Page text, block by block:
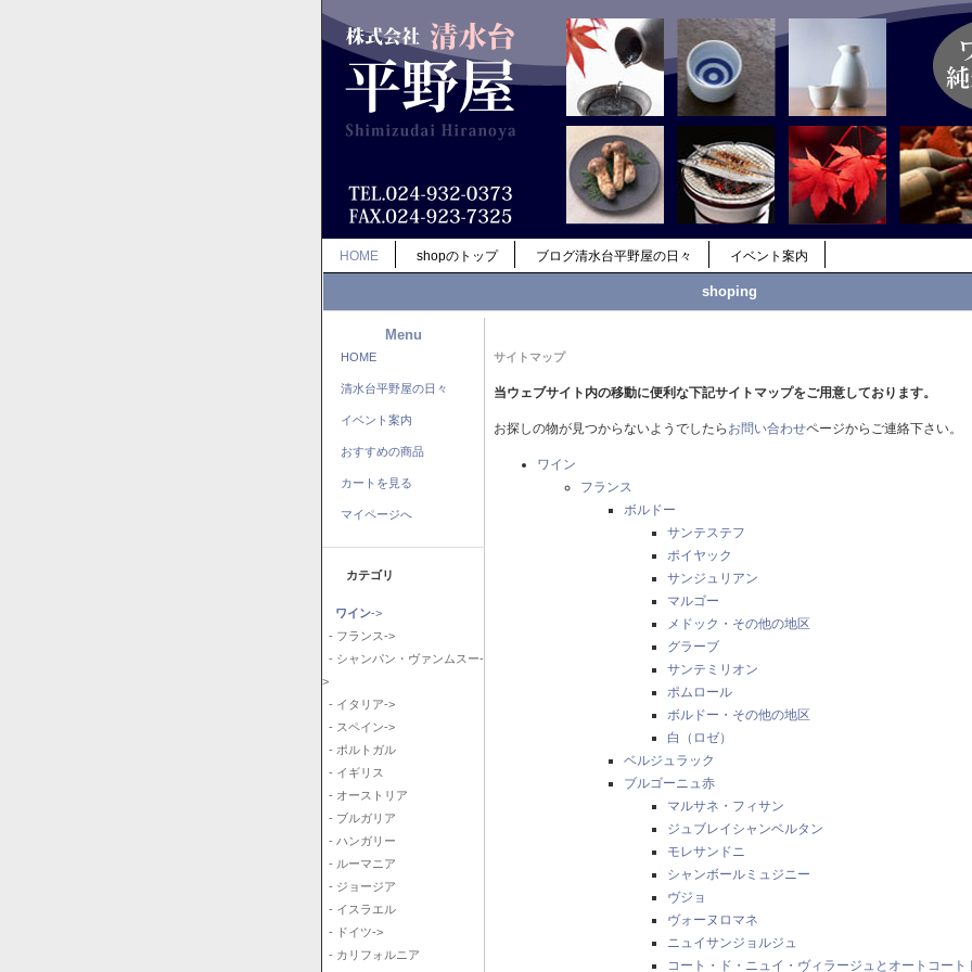
HOME shopのトップ ブログ清水台平野屋の日々 イベント案内
shoping
Menu
HOME
清水台平野屋の日々
イベント案内
おすすめの商品
カートを見る
マイページへ
カテゴリ
ワイン->
- フランス->
- シャンパン・ヴァンムスー-
>
- イタリア->
- スペイン->
- ポルトガル
- イギリス
- オーストリア
- ブルガリア
- ハンガリー
- ルーマニア
- ジョージア
- イスラエル
- ドイツ->
- カリフォルニア
サイトマップ
当ウェブサイト内の移動に便利な下記サイトマップをご用意しております。
お探しの物が見つからないようでしたら お問い合わせページからご連絡下さい。
ワイン
フランス
ボルドー
サンテステフ
ポイヤック
サンジュリアン
マルゴー
メドック・その他の地区
グラーブ
サンテミリオン
ポムロール
ボルドー・その他の地区
白（ロゼ）
ベルジュラック
ブルゴーニュ赤
マルサネ・フィサン
ジュブレイシャンベルタン
モレサンドニ
シャンボールミュジニー
ヴジョ
ヴォーヌロマネ
ニュイサンジョルジュ
コート・ド・ニュイ・ヴィラージュとオートコート